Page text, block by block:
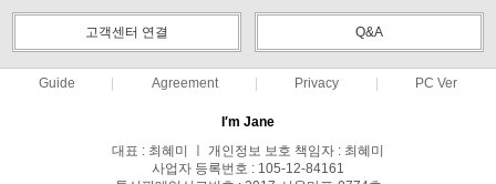
고객센터 연결 Q&A
Guide Agreement Privacy PC Ver
I′m Jane
대표 : 최혜미 ㅣ 개인정보 보호 책임자 : 최혜미
사업자 등록번호 : 105-12-84161